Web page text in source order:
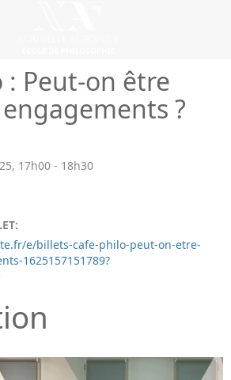
: Peut-on être
?
, 17h00 - 18h30
e/billets-cafe-philo-peut-on-etre-
1625157151789?